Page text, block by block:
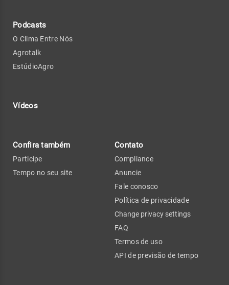
Podcasts
O Clima Entre Nós
Agrotalk
EstúdioAgro
Vídeos
Confira também
Participe
Tempo no seu site
Contato
Compliance
Anuncie
Fale conosco
Política de privacidade
Change privacy settings
FAQ
Termos de uso
API de previsão de tempo